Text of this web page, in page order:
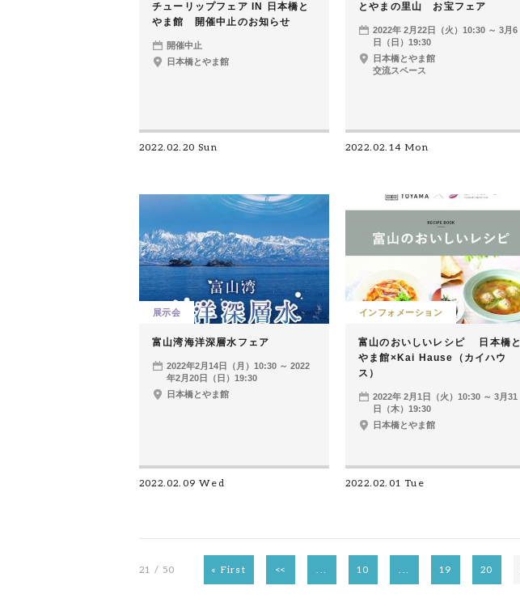
チューリップフェア IN 日本橋と
やま館 開催中止のお知らせ
開催中止
日本橋とやま館
2022.02.20 Sun
とやまの里山 お宝フェア
2022年 2月22日（火）10:30 ～ 3月6
日（日）19:30
日本橋とやま館
交流スペース
2022.02.14 Mon
展示会
富山湾海洋深層水フェア
2022年2月14日（月）10:30 ～ 2022
年2月20日（日）19:30
日本橋とやま館
2022.02.09 Wed
インフォメーション
富山のおいしいレシピ 日本橋と
やま館×Kai Hause（カイハウ
ス）
2022年 2月1日（火）10:30 ～ 3月31
日（木）19:30
日本橋とやま館
2022.02.01 Tue
21 / 50 « First << ... 10 ... 19 20